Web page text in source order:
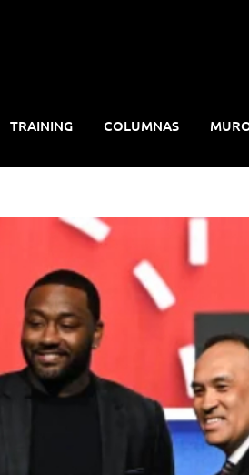
TRAINING COLUMNAS